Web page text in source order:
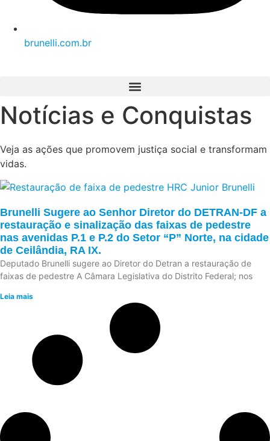
brunelli.com.br
Notícias e Conquistas
Veja as ações que promovem justiça social e transformam
vidas.
Brunelli Sugere ao Senhor Diretor do DETRAN-DF a
restauração e sinalização das faixas de pedestre
nas avenidas P.1 e P.2 do Setor “P” Norte, na cidade
de Ceilândia, RA IX.
Deputado Brunelli sugere ao Diretor do Detran a restauração de
faixas de pedestre A Câmara Legislativa do Distrito Federal; nos
Leia mais